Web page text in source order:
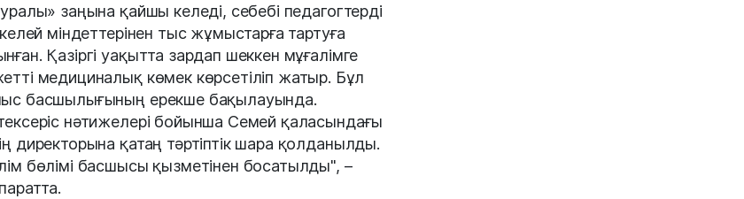
заңына қайшы келеді, себебі педагогтерді
міндеттерінен тыс жұмыстарға тартуға
Қазіргі уақытта зардап шеккен мұғалімге
медициналық көмек көрсетіліп жатыр. Бұл
басшылығының ерекше бақылауында.
нәтижелері бойынша Семей қаласындағы
директорына қатаң тәртіптік шара қолданылды.
бөлімі басшысы қызметінен босатылды", –